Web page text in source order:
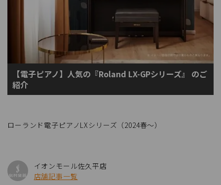
【電子ピアノ】人気の『Roland LX-GPシリーズ』 のご
紹介
ローランド電子ピアノLXシリーズ（2024春～）
イオンモール佐久平店
店舗記事一覧